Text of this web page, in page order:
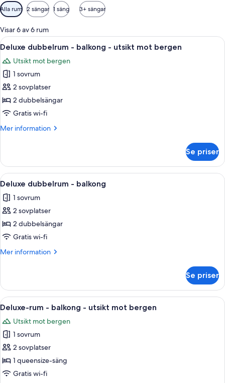
Tillgängliga
filter
för
rum
Alla rum 2 sängar 1 säng 3+ sängar
Visar 6 av 6 rum
Öppna
alla
foton
för
Deluxe
dubbelrum
-
-
bergen
Ett hotellrum med två sängar, ett
9
Deluxe dubbelrum - balkong - utsikt mot bergen
Utsikt mot bergen
1 sovrum
2 sovplatser
2 dubbelsängar
Gratis wi-fi
Mer information
Mer
dubbelrum
balkong
utsikt
mot
Se priser
Öppna
alla
foton
för
Deluxe
dubbelrum
-
Ett hotellrum med två sängar, ett
8
Deluxe dubbelrum - balkong
1 sovrum
2 sovplatser
2 dubbelsängar
Gratis wi-fi
Mer information
Mer
dubbelrum
balkong
Se priser
Öppna
alla
foton
för
Deluxe-
rum
-
En frukostbricka med croissanter,
8
Deluxe-rum - balkong - utsikt mot bergen
Utsikt mot bergen
1 sovrum
2 sovplatser
1 queensize-säng
Gratis wi-fi